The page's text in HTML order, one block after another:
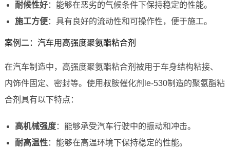
耐候性好：能够在恶劣的气候条件下保持稳定的性能。
施工方便：具有良好的流动性和可操作性，便于施工。
案例二：汽车用高强度聚氨酯粘合剂
在汽车制造中，高强度聚氨酯粘合剂被用于车身结构粘接、
内饰件固定、密封等。使用叔胺催化剂le-530制造的聚氨酯粘
合剂具有以下特点：
高机械强度：能够承受汽车行驶中的振动和冲击。
耐高温性：能够在高温环境下保持稳定的性能。